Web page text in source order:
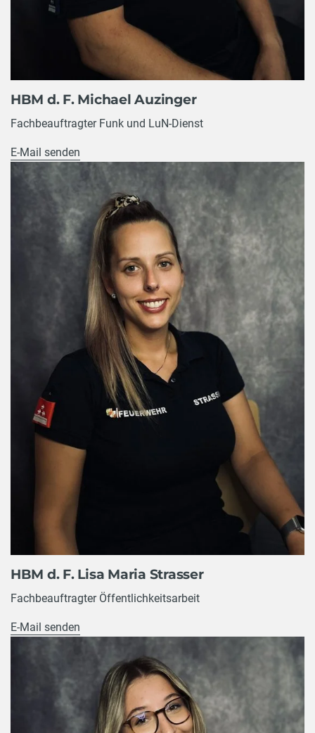
HBM d. F. Michael Auzinger
Fachbeauftragter Funk und LuN-Dienst
E-Mail senden
HBM d. F. Lisa Maria Strasser
Fachbeauftragter Öffentlichkeitsarbeit
E-Mail senden